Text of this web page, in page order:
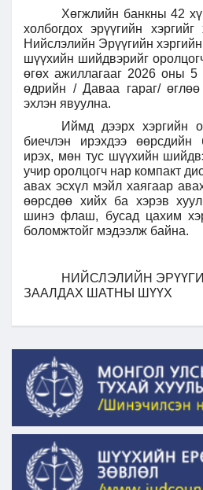
Хөгжлийн банкны 42
холбогдох эрүүгийн
Нийслэлийн Эрүүгийн
шүүхийн шийдвэрийг
өгөх ажиллагааг 2026 оны 5
өдрийн / Даваа гараг/
эхлэн явуулна.
Иймд дээрх хэргийн
биечлэн ирэхдээ өөрсдийн
ирэх, мөн тус шүүхийн
учир оролцогч нар компакт
авах эсхүл мэйл хаягаар
өөрсдөө хийх ба хэрэв
шинэ флаш, бусад цахим
боломжтойг мэдээлж байна.
НИЙСЛЭЛИЙН
ЗААЛДАХ ШАТНЫ ШҮҮХ